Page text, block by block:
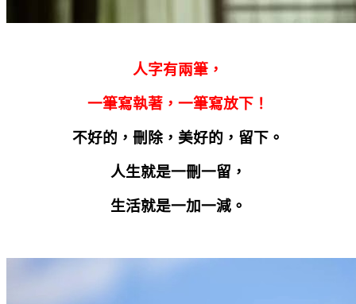
人字有兩筆，
一筆寫執著，一筆寫放下！
不好的，刪除，美好的，留下。
人生就是一刪一留，
生活就是一加一減。